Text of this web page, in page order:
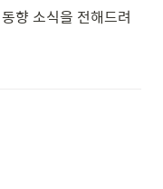
향 소식을 전해드려